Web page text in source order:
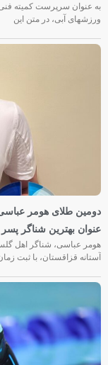
به عنوان سرپرست کمیته
ورزشهای آبی، در متن این
دومین طلای هومر عباسی
عنوان بهترین شناگر پسر
هومر عباسی، شناگر اهل
آستانه قزاقستان، با ثبت زمان ۲۵.۷۶ ثانیه در ماده ۵۰ متر کرال پشت به مدال طلا